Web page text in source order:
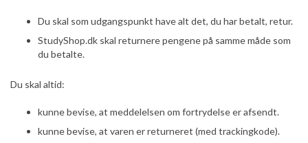
Du skal som udgangspunkt have alt det, du har betalt, retur.
StudyShop.dk skal returnere pengene på samme måde som
du betalte.
Du skal altid:
kunne bevise, at meddelelsen om fortrydelse er afsendt.
kunne bevise, at varen er returneret (med trackingkode).